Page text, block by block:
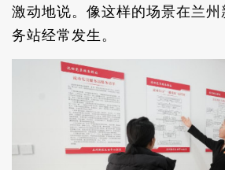
激动地说。像这样的场景在兰州
务站经常发生。